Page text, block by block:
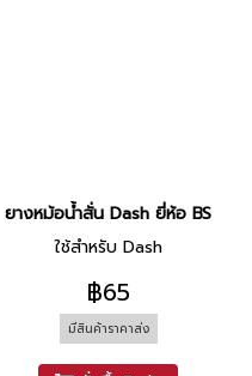
ยางหม้อน้ำสั่น Dash ยี่ห้อ BS
ใช้สำหรับ Dash
฿65
มีสินค้าราคาส่ง